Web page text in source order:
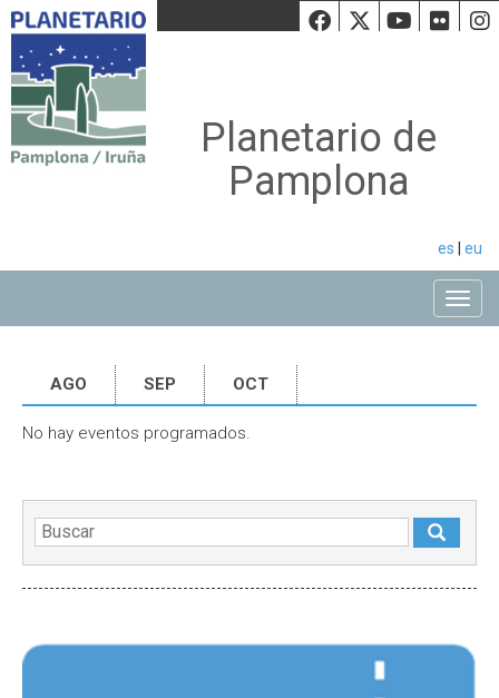
Facebook
Twiiter
Planetario de
Pamplona
es eu
AGO SEP OCT
No hay eventos programados.